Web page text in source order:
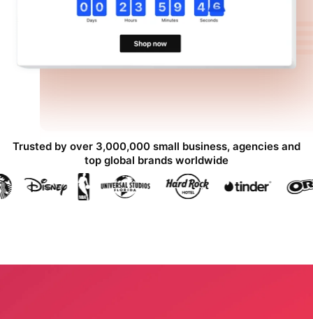
Trusted by over 3,000,000 small business, agencies and
top global brands worldwide